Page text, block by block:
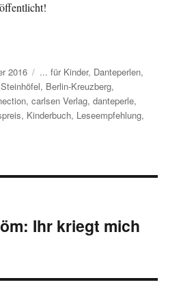
2016 Kategorien
... für Kinder, Danteperlen,
, Berlin-Kreuzberg,
,carlsen Verlag,danteperle,
, Kinderbuch, Leseempfehlung,
Ihr kriegt mich